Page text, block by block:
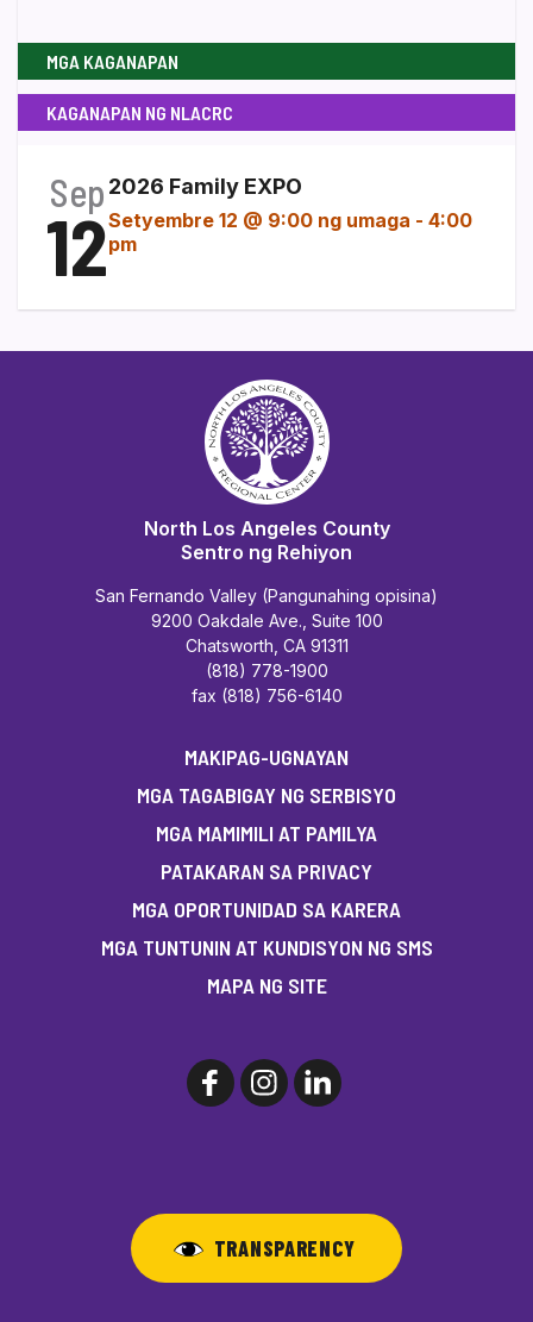
MGA KAGANAPAN
KAGANAPAN NG NLACRC
Sep
12
2026 Family EXPO
Setyembre 12 @ 9:00 ng umaga - 4:00
pm
North Los Angeles County
Sentro ng Rehiyon
San Fernando Valley (Pangunahing opisina)
9200 Oakdale Ave., Suite 100
Chatsworth, CA 91311
(818) 778-1900
fax (818) 756-6140
MAKIPAG-UGNAYAN
MGA TAGABIGAY NG SERBISYO
MGA MAMIMILI AT PAMILYA
PATAKARAN SA PRIVACY
MGA OPORTUNIDAD SA KARERA
MGA TUNTUNIN AT KUNDISYON NG SMS
MAPA NG SITE
TRANSPARENCY